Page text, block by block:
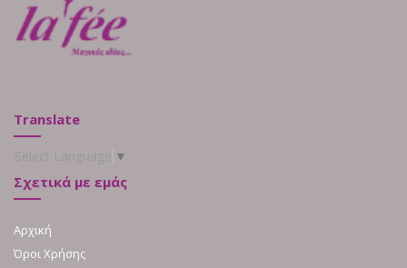
Translate
▼
Σχετικά με εμάς
Αρχική
Όροι Χρήσης